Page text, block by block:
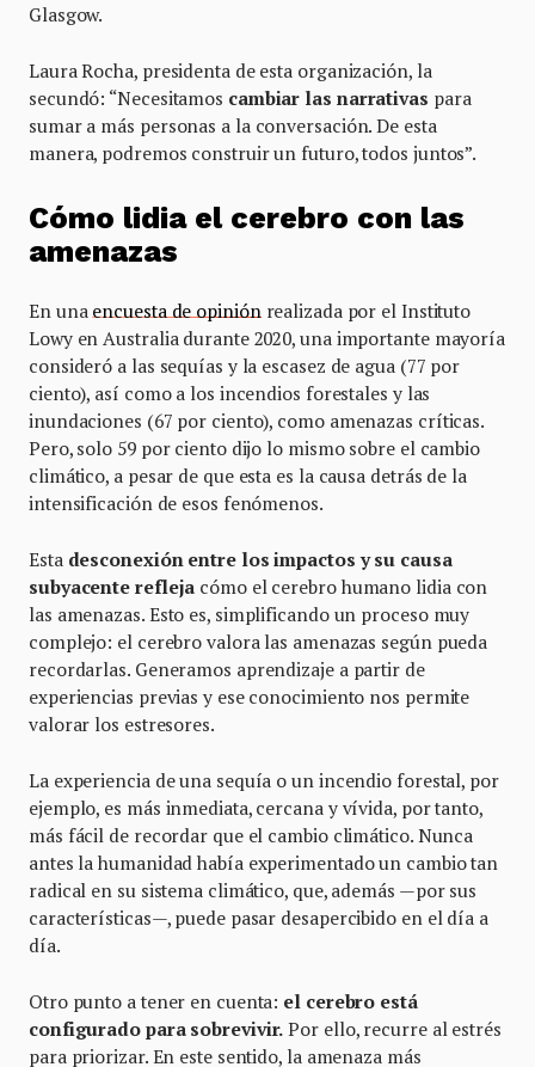
Glasgow.
Laura Rocha, presidenta de esta organización, la
secundó: “Necesitamos cambiar las narrativas para
sumar a más personas a la conversación. De esta
manera, podremos construir un futuro, todos juntos”.
Cómo lidia el cerebro con las
amenazas
En una encuesta de opinión realizada por el Instituto
Lowy en Australia durante 2020, una importante mayoría
consideró a las sequías y la escasez de agua (77 por
ciento), así como a los incendios forestales y las
inundaciones (67 por ciento), como amenazas críticas.
Pero, solo 59 por ciento dijo lo mismo sobre el cambio
climático, a pesar de que esta es la causa detrás de la
intensificación de esos fenómenos.
Esta desconexión entre los impactos y su causa
subyacente refleja cómo el cerebro humano lidia con
las amenazas. Esto es, simplificando un proceso muy
complejo: el cerebro valora las amenazas según pueda
recordarlas. Generamos aprendizaje a partir de
experiencias previas y ese conocimiento nos permite
valorar los estresores.
La experiencia de una sequía o un incendio forestal, por
ejemplo, es más inmediata, cercana y vívida, por tanto,
más fácil de recordar que el cambio climático. Nunca
antes la humanidad había experimentado un cambio tan
radical en su sistema climático, que, además —por sus
características—, puede pasar desapercibido en el día a
día.
Otro punto a tener en cuenta: el cerebro está
configurado para sobrevivir. Por ello, recurre al estrés
para priorizar. En este sentido, la amenaza más